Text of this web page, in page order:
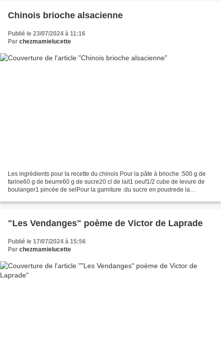
Chinois brioche alsacienne
Publié le 23/07/2024 à 11:16
Par chezmamielucette
Les ingrédients pour la recette du chinois Pour la pâte à brioche :500 g de
farine60 g de beurre60 g de sucre20 cl de lait1 oeuf1/2 cube de levure de
boulanger1 pincée de selPour la garniture :du sucre en poudrede la
"Les Vendanges" poème de Victor de Laprade
Publié le 17/07/2024 à 15:56
Par chezmamielucette